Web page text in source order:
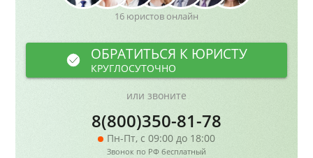
16 юристов онлайн
ОБРАТИТЬСЯ К ЮРИСТУ
КРУГЛОСУТОЧНО
или звоните
8(800)350-81-78
Пн-Пт, с 09:00 до 18:00
Звонок по РФ бесплатный